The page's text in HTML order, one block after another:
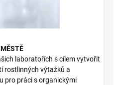
laboratořích s cílem vytvořit
rostlinných výtažků a
pro práci s organickými